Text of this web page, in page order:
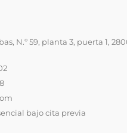
N.º 59, planta 3, puerta 1,
bajo cita previa